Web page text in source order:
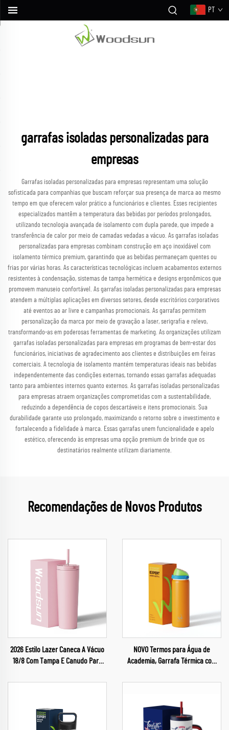
PT
garrafas isoladas personalizadas para
empresas
Garrafas isoladas personalizadas para empresas representam uma solução
sofisticada para companhias que buscam reforçar sua presença de marca ao mesmo
tempo em que oferecem valor prático a funcionários e clientes. Esses recipientes
especializados mantêm a temperatura das bebidas por períodos prolongados,
utilizando tecnologia avançada de isolamento com dupla parede, que impede a
transferência de calor por meio de camadas vedadas a vácuo. As garrafas isoladas
personalizadas para empresas combinam construção em aço inoxidável com
isolamento térmico premium, garantindo que as bebidas permaneçam quentes ou
frias por várias horas. As características tecnológicas incluem acabamentos externos
resistentes à condensação, sistemas de tampa hermética e designs ergonômicos que
promovem manuseio confortável. As garrafas isoladas personalizadas para empresas
atendem a múltiplas aplicações em diversos setores, desde escritórios corporativos
até eventos ao ar livre e campanhas promocionais. As garrafas permitem
personalização da marca por meio de gravação a laser, serigrafia e relevo,
transformando-as em poderosas ferramentas de marketing. As organizações utilizam
garrafas isoladas personalizadas para empresas em programas de bem-estar dos
funcionários, iniciativas de agradecimento aos clientes e distribuições em feiras
comerciais. A tecnologia de isolamento mantém temperaturas ideais nas bebidas
independentemente das condições externas, tornando essas garrafas adequadas
tanto para ambientes internos quanto externos. As garrafas isoladas personalizadas
para empresas atraem organizações comprometidas com a sustentabilidade,
reduzindo a dependência de copos descartáveis e itens promocionais. Sua
durabilidade garante uso prolongado, maximizando o retorno sobre o investimento e
fortalecendo a fidelidade à marca. Essas garrafas unem funcionalidade e apelo
estético, oferecendo às empresas uma opção premium de brinde que os
destinatários realmente utilizam diariamente.
Recomendações de Novos Produtos
2026 Estilo Lazer Caneca A Vácuo
18/8 Com Tampa E Canudo Para
NOVO Termos para Água de
Academia, Garrafa Térmica com
Inoxidável para Esportes